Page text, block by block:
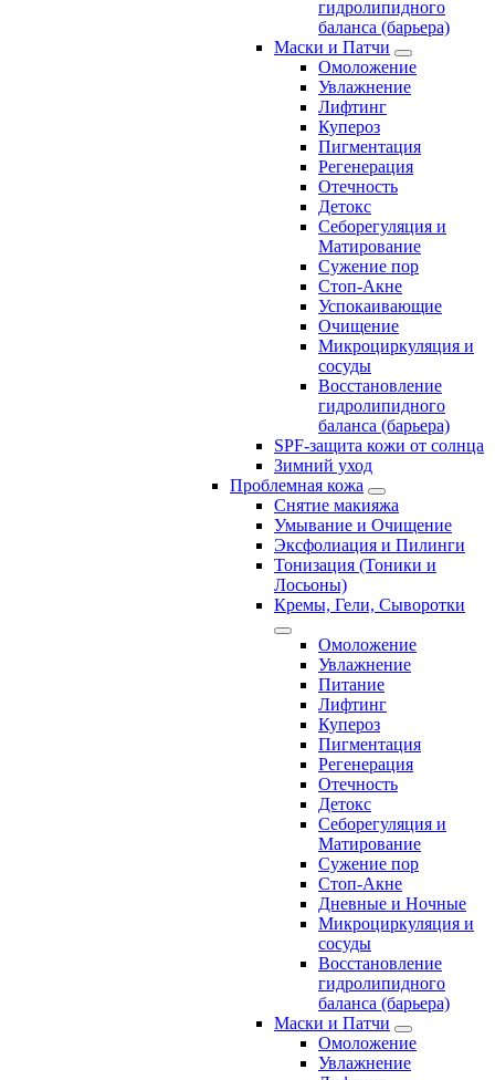
гидролипидного
баланса (барьера)
Маски и Патчи
Омоложение
Увлажнение
Лифтинг
Купероз
Пигментация
Регенерация
Отечность
Детокс
Себорегуляция и
Матирование
Сужение пор
Стоп-Акне
Успокаивающие
Очищение
Микроциркуляция и
сосуды
Восстановление
гидролипидного
баланса (барьера)
SPF-защита кожи от солнца
Зимний уход
Проблемная кожа
Снятие макияжа
Умывание и Очищение
Эксфолиация и Пилинги
Тонизация (Тоники и
Лосьоны)
Кремы, Гели, Сыворотки
Омоложение
Увлажнение
Питание
Лифтинг
Купероз
Пигментация
Регенерация
Отечность
Детокс
Себорегуляция и
Матирование
Сужение пор
Стоп-Акне
Дневные и Ночные
Микроциркуляция и
сосуды
Восстановление
гидролипидного
баланса (барьера)
Маски и Патчи
Омоложение
Увлажнение